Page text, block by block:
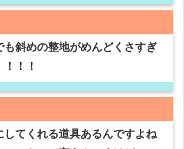
も斜めの整地がめんどくさすぎ
！！
してくれる道具あるんですよね